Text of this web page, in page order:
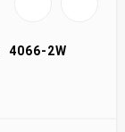
4066-2W